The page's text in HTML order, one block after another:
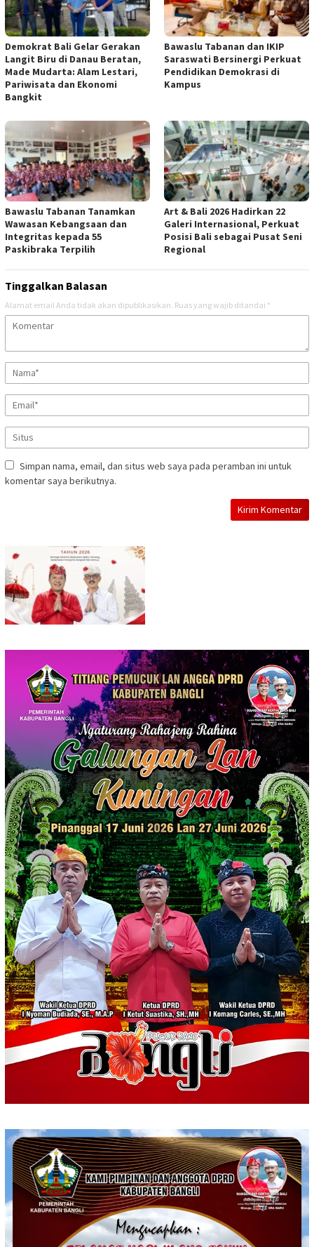
Demokrat Bali Gelar Gerakan
Langit Biru di Danau Beratan,
Made Mudarta: Alam Lestari,
Pariwisata dan Ekonomi
Bangkit
Bawaslu Tabanan dan IKIP
Saraswati Bersinergi Perkuat
Pendidikan Demokrasi di
Kampus
Bawaslu Tabanan Tanamkan
Wawasan Kebangsaan dan
Integritas kepada 55
Paskibraka Terpilih
Art & Bali 2026 Hadirkan 22
Galeri Internasional, Perkuat
Posisi Bali sebagai Pusat Seni
Regional
Tinggalkan Balasan
Alamat email Anda tidak akan dipublikasikan. Ruas yang wajib ditandai *
Simpan nama, email, dan situs web saya pada peramban ini untuk
komentar saya berikutnya.